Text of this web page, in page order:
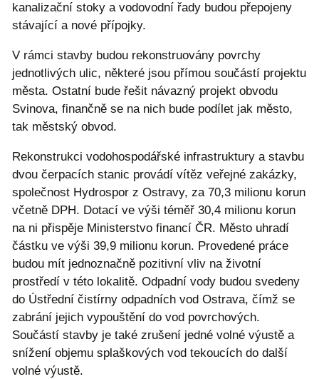
kanalizační stoky a vodovodní řady budou přepojeny
stávající a nové přípojky.
V rámci stavby budou rekonstruovány povrchy
jednotlivých ulic, některé jsou přímou součástí projektu
města. Ostatní bude řešit návazný projekt obvodu
Svinova, finančně se na nich bude podílet jak město,
tak městský obvod.
Rekonstrukci vodohospodářské infrastruktury a stavbu
dvou čerpacích stanic provádí vítěz veřejné zakázky,
společnost Hydrospor z Ostravy, za 70,3 milionu korun
včetně DPH. Dotací ve výši téměř 30,4 milionu korun
na ni přispěje Ministerstvo financí ČR. Město uhradí
částku ve výši 39,9 milionu korun. Provedené práce
budou mít jednoznačně pozitivní vliv na životní
prostředí v této lokalitě. Odpadní vody budou svedeny
do Ústřední čistírny odpadních vod Ostrava, čímž se
zabrání jejich vypouštění do vod povrchových.
Součástí stavby je také zrušení jedné volné výustě a
snížení objemu splaškových vod tekoucích do další
volné výustě.